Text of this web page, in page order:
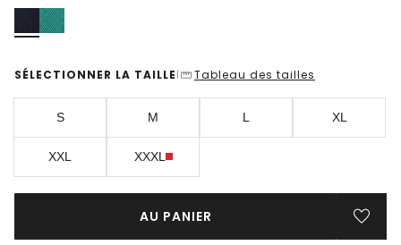
SÉLECTIONNER LA TAILLE | Tableau des tailles
S M L XL
XXL XXXL
AU PANIER